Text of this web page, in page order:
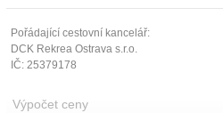
Pořádající cestovní kancelář:
DCK Rekrea Ostrava s.r.o.
IČ: 25379178
Výpočet ceny